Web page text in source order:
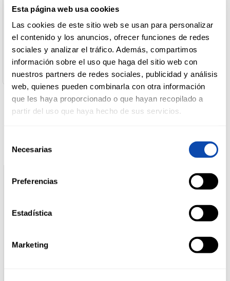
Esta página web usa cookies
Las cookies de este sitio web se usan para personalizar
el contenido y los anuncios, ofrecer funciones de redes
sociales y analizar el tráfico. Además, compartimos
información sobre el uso que haga del sitio web con
nuestros partners de redes sociales, publicidad y análisis
web, quienes pueden combinarla con otra información
que les haya proporcionado o que hayan recopilado a
partir del uso que haya hecho de sus servicios.
Necesarias
Preferencias
Estadística
Marketing
DROGUERÍA
PERFUMERÍA
BAZAR
Conservas Del Noroeste, S.A.
Dirección del Operador:
Acuña, S/N - 36141 Vilaboa (Pontevedra)
Cantidad neta:
111 gr
Peso escurrido:
Productos relacionados